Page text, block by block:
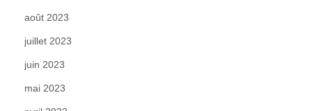
août 2023
juillet 2023
juin 2023
mai 2023